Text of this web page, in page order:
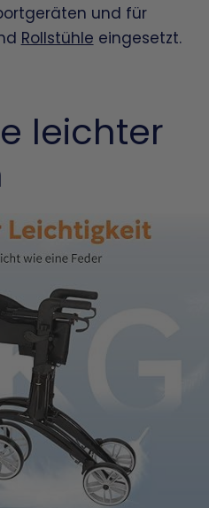
und für
Rollstühle eingesetzt.
leichter